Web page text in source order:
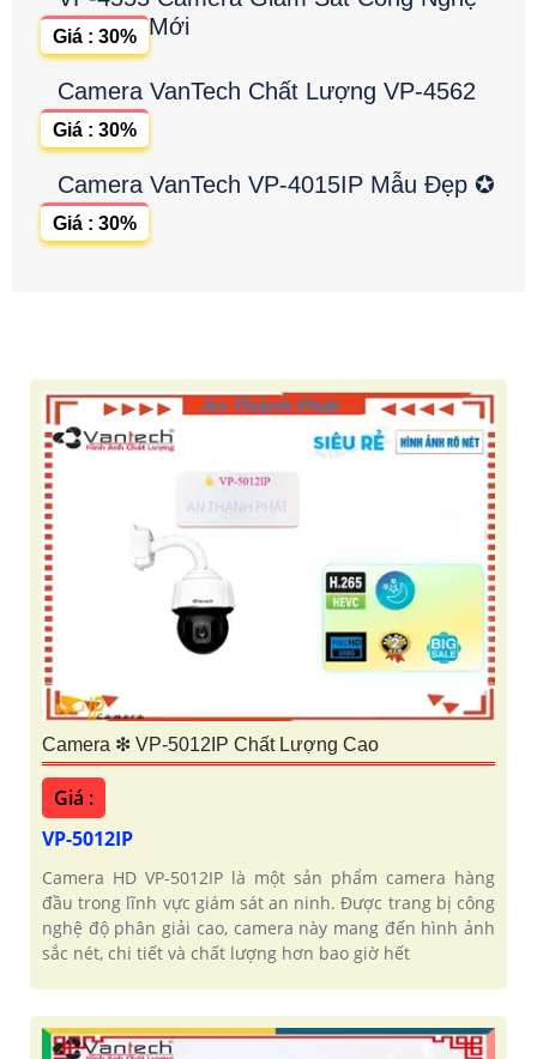
Mới
Giá : 30%
Camera VanTech Chất Lượng VP-4562
Giá : 30%
Camera VanTech VP-4015IP Mẫu Đẹp ✪
Giá : 30%
Camera ❇ VP-5012IP Chất Lượng Cao
Giá :
VP-5012IP
Camera HD VP-5012IP là một sản phẩm camera hàng
đầu trong lĩnh vực giám sát an ninh. Được trang bị công
nghệ độ phân giải cao, camera này mang đến hình ảnh
sắc nét, chi tiết và chất lượng hơn bao giờ hết